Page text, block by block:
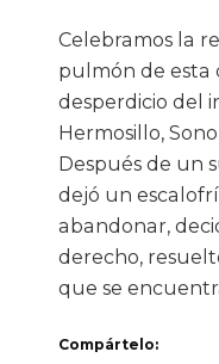
Celebramos la
pulmón de esta
desperdicio del
Hermosillo,
Después de un
dejó un
abandonar,
derecho,
que se
Compártelo: